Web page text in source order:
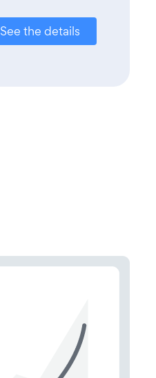
See the details